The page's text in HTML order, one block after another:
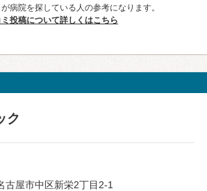
病院を探している人の参考になります。
ミ投稿について詳しくはこちら
ク
古屋市中区新栄2丁目2-1